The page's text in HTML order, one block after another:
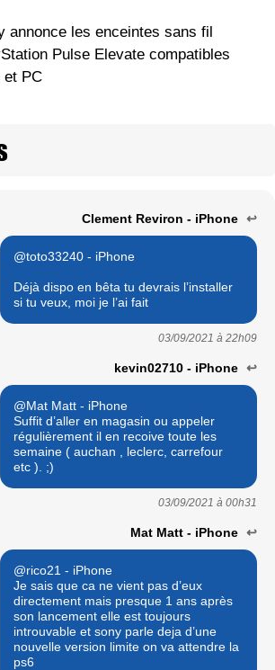
annonce les enceintes sans fil
Pulse Elevate compatibles
et PC
Clement Reviron - iPhone ↩
@toto33240 - iPhone
Déjà dispo en bêta tu devrais l’installer
si tu veux, moi je l’ai fait
03/09/2021 à 22h09
kevin02710 - iPhone ↩
@Mat Matt - iPhone
Suffit d’aller en magasin ou appeler
régulièrement il en recoive toute les
semaine ( auchan , leclerc, carrefour
etc ). ;)
03/09/2021 à 00h31
Mat Matt - iPhone ↩
@rico21 - iPhone
Je sais que ca ne vient pas d’eux
directement mais presque 1 ans après
son lancement elle est toujours
introuvable et sony parle deja d’une
nouvelle version limite on va attendre la
ps6